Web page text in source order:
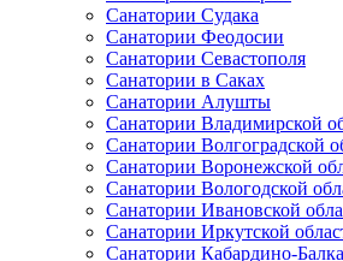
Санатории Судака
Санатории Феодосии
Санатории Севастополя
Санатории в Саках
Санатории Алушты
Санатории Владимирской
Санатории Волгоградской
Санатории Воронежской
Санатории Вологодской
Санатории Ивановской
Санатории Иркутской
Санатории Кабардино-